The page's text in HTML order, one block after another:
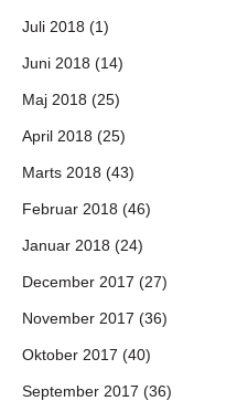
Juli 2018 (1)
Juni 2018 (14)
Maj 2018 (25)
April 2018 (25)
Marts 2018 (43)
Februar 2018 (46)
Januar 2018 (24)
December 2017 (27)
November 2017 (36)
Oktober 2017 (40)
September 2017 (36)